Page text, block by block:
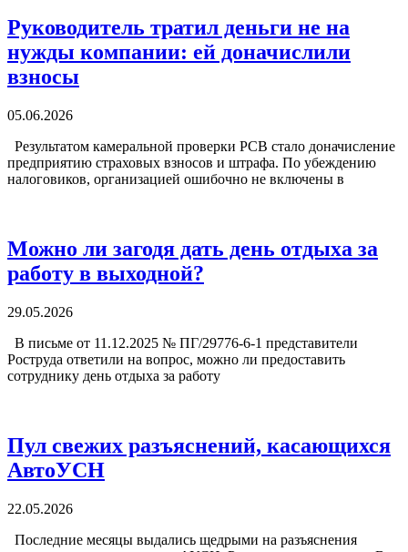
Руководитель тратил деньги не на
нужды компании: ей доначислили
взносы
05.06.2026
Результатом камеральной проверки РСВ стало доначисление
предприятию страховых взносов и штрафа. По убеждению
налоговиков, организацией ошибочно не включены в
Можно ли загодя дать день отдыха за
работу в выходной?
29.05.2026
В письме от 11.12.2025 № ПГ/29776-6-1 представители
Роструда ответили на вопрос, можно ли предоставить
сотруднику день отдыха за работу
Пул свежих разъяснений, касающихся
АвтоУСН
22.05.2026
Последние месяцы выдались щедрыми на разъяснения